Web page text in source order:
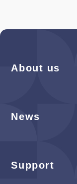
About us
News
Support